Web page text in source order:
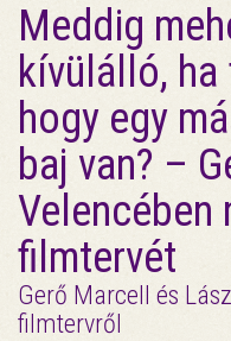
Meddig
kívülálló,
hogy egy
baj van? –
Velencében
filmtervét
Gerő Marcell és
filmtervről